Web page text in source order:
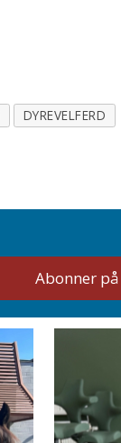
DYREVELFERD